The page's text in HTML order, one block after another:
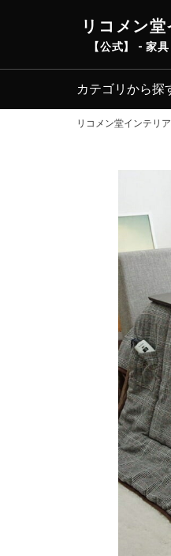
リコメン
【公式】 - 家
カテゴリから探
リコメン堂インテリ